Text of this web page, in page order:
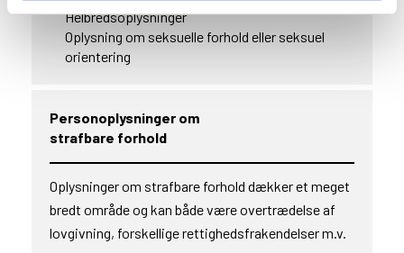
Helbredsoplysninger
Oplysning om seksuelle forhold eller seksuel
orientering
Personoplysninger om
strafbare forhold
Oplysninger om strafbare forhold dækker et meget
bredt område og kan både være overtrædelse af
lovgivning, forskellige rettighedsfrakendelser m.v.